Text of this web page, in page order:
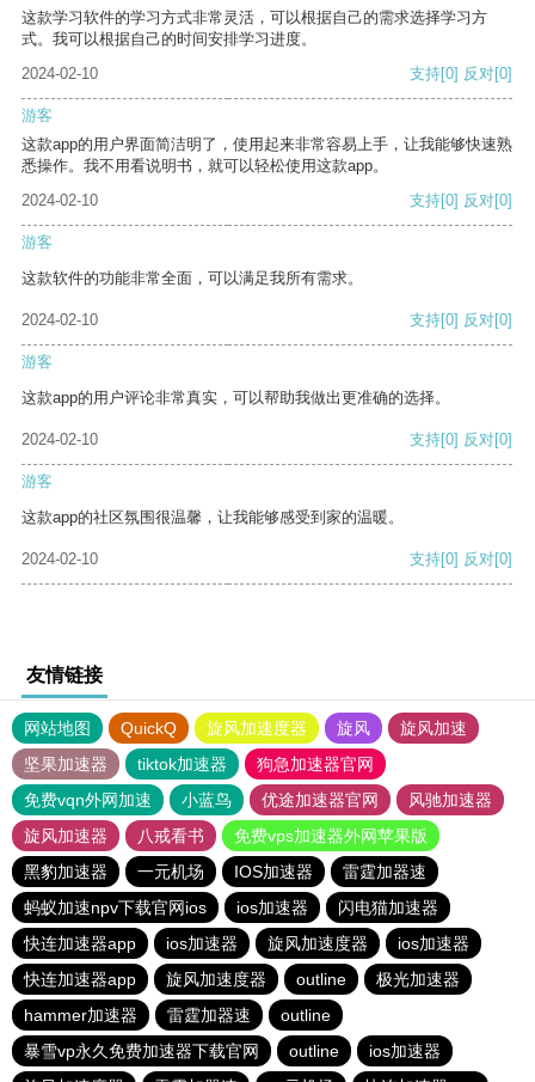
这款学习软件的学习方式非常灵活，可以根据自己的需求选择学习方
式。我可以根据自己的时间安排学习进度。
2024-02-10
支持[0] 反对[0]
游客
这款app的用户界面简洁明了，使用起来非常容易上手，让我能够快速熟
悉操作。我不用看说明书，就可以轻松使用这款app。
2024-02-10
支持[0] 反对[0]
游客
这款软件的功能非常全面，可以满足我所有需求。
2024-02-10 支持[0] 反对[0]
游客
这款app的用户评论非常真实，可以帮助我做出更准确的选择。
2024-02-10 支持[0] 反对[0]
游客
这款app的社区氛围很温馨，让我能够感受到家的温暖。
2024-02-10 支持[0] 反对[0]
友情链接
网站地图 QuickQ 旋风加速度器 旋风
旋风加速
坚果加速器
tiktok加速器
狗急加速器官网
免费vqn外网加速
小蓝鸟 优途加速器官网
风驰加速器
旋风加速器
八戒看书
免费vps加速器外网苹果版
黑豹加速器
一元机场 IOS加速器
雷霆加器速
蚂蚁加速npv下载官网ios
ios加速器
闪电猫加速器
快连加速器app
ios加速器 旋风加速度器
ios加速器
快连加速器app
旋风加速度器 outline
极光加速器
hammer加速器
雷霆加器速
outline
暴雪vp永久免费加速器下载官网
outline
ios加速器